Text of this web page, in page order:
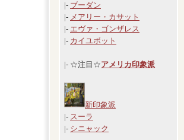
|- ブーダン
|- メアリー・カサット
|- エヴァ・ゴンザレス
|- カイユボット
|- ☆注目☆アメリカ印象派
新印象派
|- スーラ
|- シニャック